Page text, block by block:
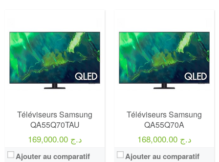
Téléviseurs Samsung
QA55Q70TAU
169,000.00 د.ج
Ajouter au comparatif
Téléviseurs Samsung
QA55Q70A
168,000.00 د.ج
Ajouter au comparatif
Marque:LG
Prix:75000
Définition:UHD TV
View Details →
Marque:TCL
Prix:165000
Définition:4K UHD
View Details →